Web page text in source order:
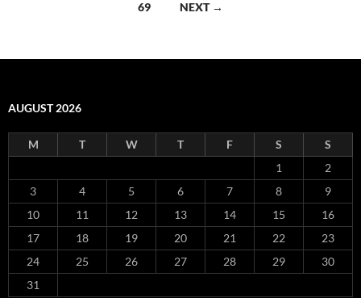
69 NEXT →
AUGUST 2026
M T W T F S
S
1
2
3
4 5 6 7 8
9
10
11 12 13 14 15
16
17
18 19 20 21 22
23
24
25 26 27 28 29
30
31